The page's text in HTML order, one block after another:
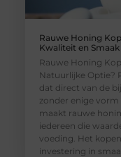
Rauwe Honing
Kwaliteit en Smaak
Rauwe Honing
Natuurlijke Optie?
dat direct van de
zonder enige
maakt rauwe
iedereen die
voeding. Het
investering in